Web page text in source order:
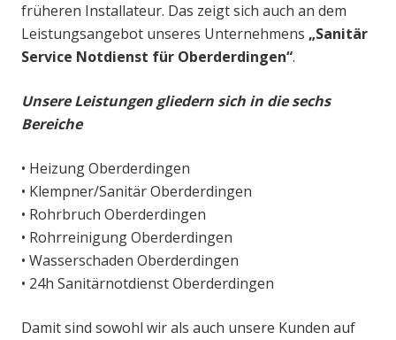
früheren Installateur. Das zeigt sich auch an dem
Leistungsangebot unseres Unternehmens „Sanitär
Service Notdienst für Oberderdingen“.
Unsere Leistungen gliedern sich in die sechs
Bereiche
• Heizung Oberderdingen
• Klempner/Sanitär Oberderdingen
• Rohrbruch Oberderdingen
• Rohrreinigung Oberderdingen
• Wasserschaden Oberderdingen
• 24h Sanitärnotdienst Oberderdingen
Damit sind sowohl wir als auch unsere Kunden auf